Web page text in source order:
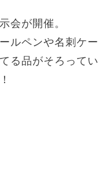
会が開催。
ルペンや名刺ケ
る品がそろって